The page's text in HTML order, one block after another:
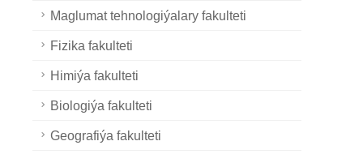
Maglumat tehnologiýalary fakulteti
Fizika fakulteti
Himiýa fakulteti
Biologiýa fakulteti
Geografiýa fakulteti